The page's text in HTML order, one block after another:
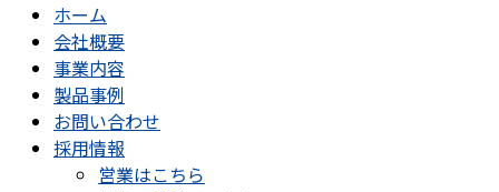
ホーム
会社概要
事業内容
製品事例
お問い合わせ
採用情報
営業はこちら